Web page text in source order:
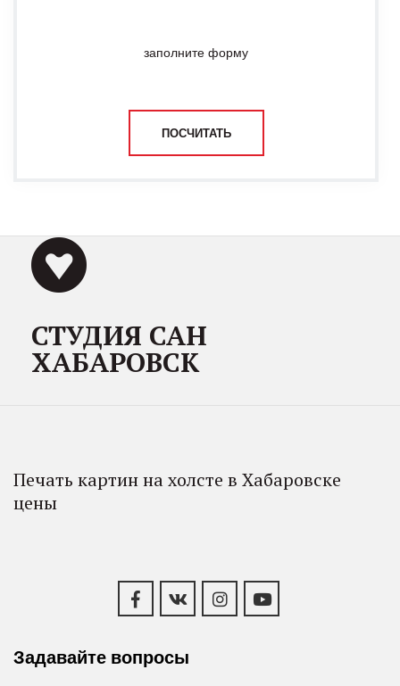
заполните форму
ПОСЧИТАТЬ
СТУДИЯ САН
ХАБАРОВСК
Печать картин на холсте в Хабаровске
цены
Задавайте вопросы